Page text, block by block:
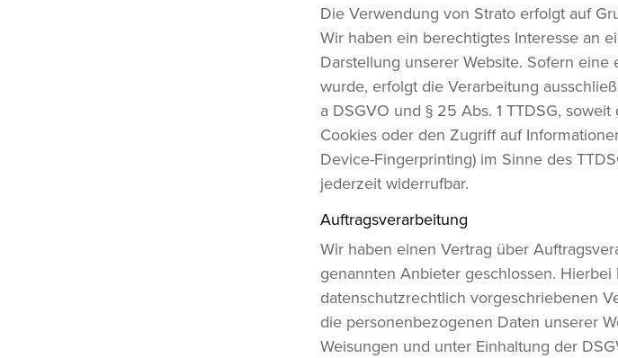
Die Verwendung von Strato erfolgt auf
Wir haben ein berechtigtes Interesse an
Darstellung unserer Website. Sofern
wurde, erfolgt die Verarbeitung
a DSGVO und § 25 Abs. 1 TTDSG,
Cookies oder den Zugriff auf
Device-Fingerprinting) im Sinne des
jederzeit widerrufbar.
Auftragsverarbeitung
Wir haben einen Vertrag über
genannten Anbieter geschlossen.
datenschutzrechtlich vorgeschriebenen
die personenbezogenen Daten unserer
Weisungen und unter Einhaltung der